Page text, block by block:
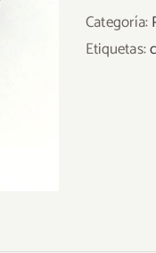
verde
Categoría:
Etiquetas: